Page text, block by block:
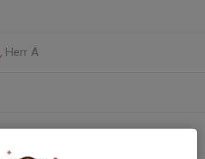
, Herr A